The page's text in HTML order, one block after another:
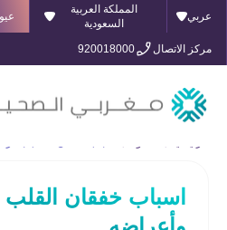
عربي
المملكة العربية
السعودية
مركز الاتصال
920018000
اسباب خفقان